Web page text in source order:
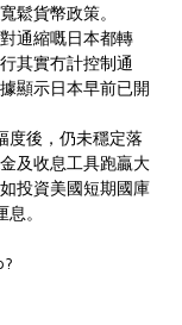
鬆貨幣政策。
通縮嘅日本都轉
其實冇計控制通
顯示日本早前已開
度後，仍未穩定落
及收息工具跑贏大
投資美國短期國庫
。